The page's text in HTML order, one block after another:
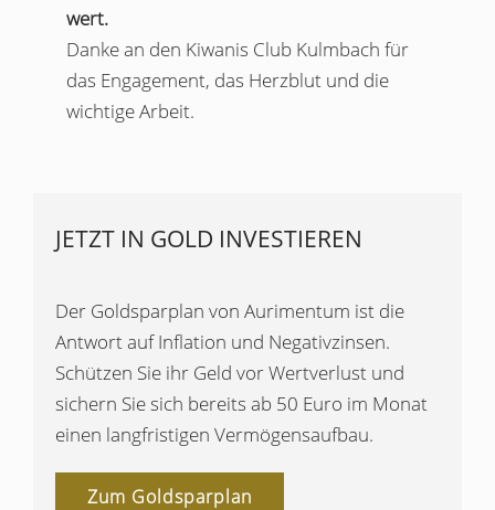
wert.
Danke an den Kiwanis Club Kulmbach für
das Engagement, das Herzblut und die
wichtige Arbeit.
JETZT IN GOLD INVESTIEREN
Der Goldsparplan von Aurimentum ist die
Antwort auf Inflation und Negativzinsen.
Schützen Sie ihr Geld vor Wertverlust und
sichern Sie sich bereits ab 50 Euro im Monat
einen langfristigen Vermögensaufbau.
Zum Goldsparplan